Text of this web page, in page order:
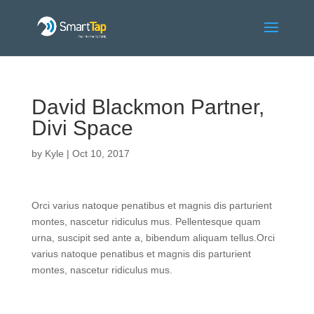
David Blackmon Partner,
Divi Space
by Kyle | Oct 10, 2017
Orci varius natoque penatibus et magnis dis parturient
montes, nascetur ridiculus mus. Pellentesque quam
urna, suscipit sed ante a, bibendum aliquam tellus.Orci
varius natoque penatibus et magnis dis parturient
montes, nascetur ridiculus mus.